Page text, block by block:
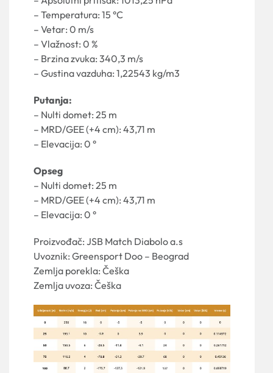
– Temperatura: 15 °C
– Vetar: 0 m/s
– Vlažnost: 0 %
– Brzina zvuka: 340,3 m/s
– Gustina vazduha: 1,22543 kg/m3
Putanja:
– Nulti domet: 25 m
– MRD/GEE (+4 cm): 43,71 m
– Elevacija: 0 °
Opseg
– Nulti domet: 25 m
– MRD/GEE (+4 cm): 43,71 m
– Elevacija: 0 °
Proizvođač: JSB Match Diabolo a.s
Uvoznik: Greensport Doo – Beograd
Zemlja porekla: Češka
Zemlja uvoza: Češka